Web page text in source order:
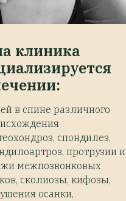
клиника
в спине различного
спондилез,
протрузии и
межпозвонковых
сколиозы, кифозы,
осанки,